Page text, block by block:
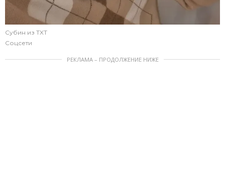
Субин из TXT
Соцсети
РЕКЛАМА – ПРОДОЛЖЕНИЕ НИЖЕ